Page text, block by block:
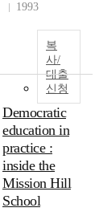
1993
복
사/
대출
신청
Democratic
education in
practice :
inside the
Mission Hill
School